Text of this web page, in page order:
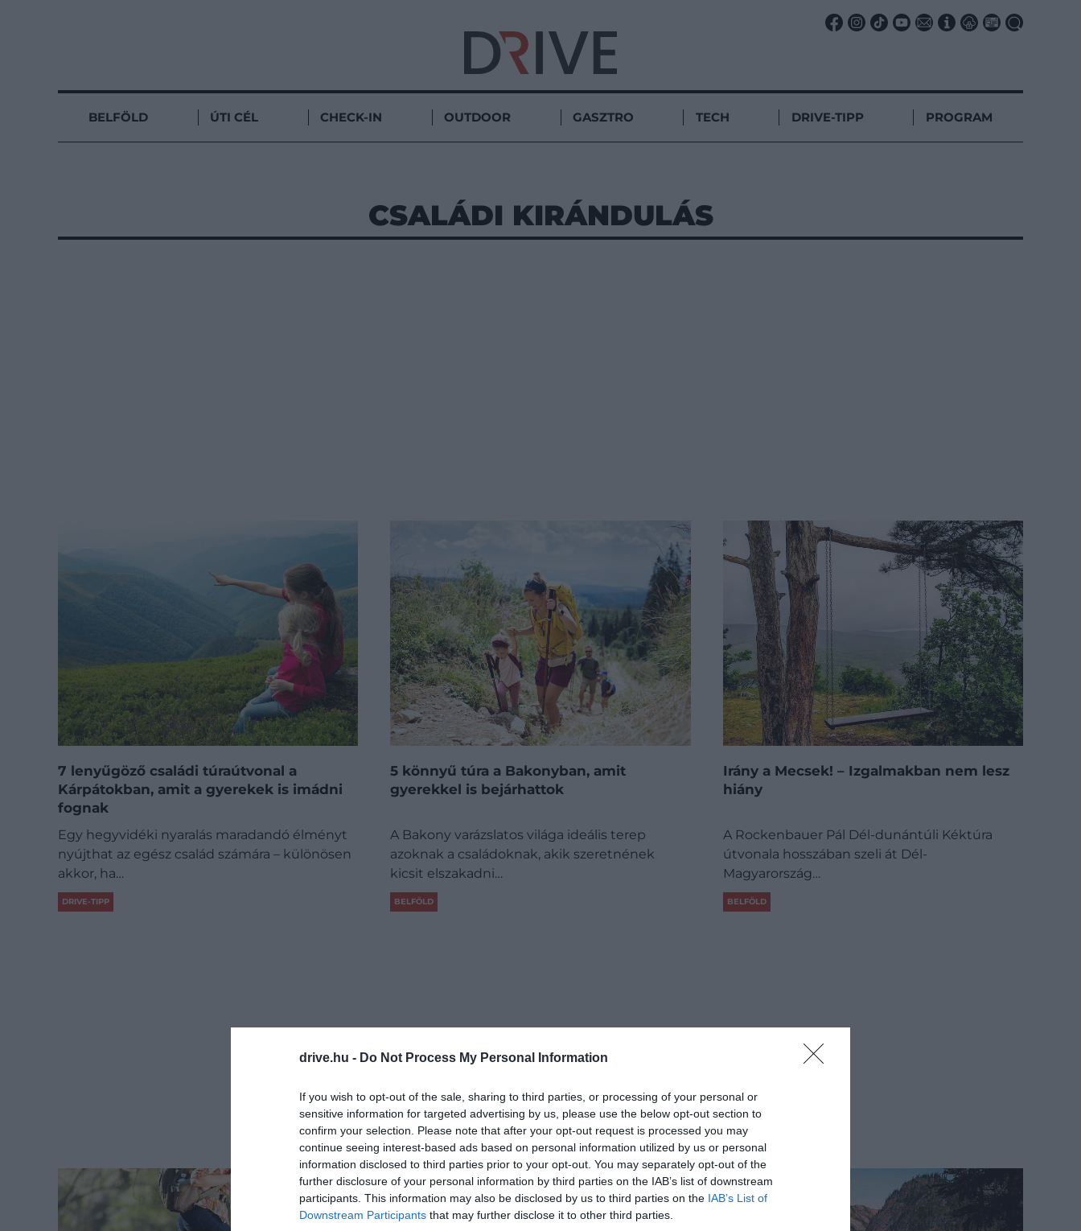
drive.hu - Do Not Process My Personal Information
If you wish to opt-out of the sale, sharing to third parties, or processing of your personal or
sensitive information for targeted advertising by us, please use the below opt-out section to
confirm your selection. Please note that after your opt-out request is processed you may
continue seeing interest-based ads based on personal information utilized by us or personal
information disclosed to third parties prior to your opt-out. You may separately opt-out of the
further disclosure of your personal information by third parties on the IAB’s list of downstream
participants. This information may also be disclosed by us to third parties on the IAB’s List of
Downstream Participants that may further disclose it to other third parties.
BELFÖLD ÚTI CÉL CHECK-IN OUTDOOR GASZTRO TECH DRIVE-TIPP PROGRAM
CSALÁDI KIRÁNDULÁS
7 lenyűgöző családi túraútvonal a
Kárpátokban, amit a gyerekek is imádni
fognak
Egy hegyvidéki nyaralás maradandó élményt
nyújthat az egész család számára – különösen
akkor, ha…
DRIVE-TIPP
5 könnyű túra a Bakonyban, amit
gyerekkel is bejárhattok
A Bakony varázslatos világa ideális terep
azoknak a családoknak, akik szeretnének
kicsit elszakadni…
BELFÖLD
Irány a Mecsek! – Izgalmakban nem lesz
hiány
A Rockenbauer Pál Dél-dunántúli Kéktúra
útvonala hosszában szeli át Dél-
Magyarország…
BELFÖLD